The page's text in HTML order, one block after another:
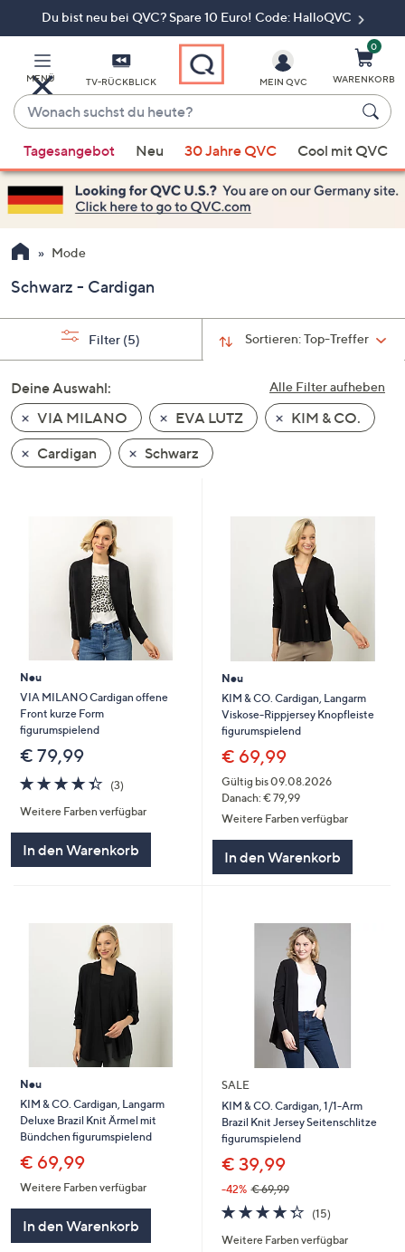
Du bist neu bei QVC? Spare 10 Euro! Code: HalloQVC
MENÜ TV-RÜCKBLICK
Wonach
suchst
du
heute?
Vorschläge
verfügbar
sind,
verwenden
Sie
Pfeiltasten
nach
und
nach
unten
oder
wischen
Sie
diese
anzuzeigen.
MEIN QVC
0
WARENKORB
Tagesangebot Neu 30 Jahre QVC Cool mit QVC
Mode
Schwarz - Cardigan
Sortieren:Top-Treffer
Filter (5)
Alle Filter aufheben
Deine Auswahl:
VIA MILANO
EVA LUTZ
KIM & CO.
Cardigan
Schwarz
Neu
VIA MILANO Cardigan offene
Front kurze Form
figurumspielend
€ 79,99
4.3
von
5
(3)3
Weitere Farben verfügbar
In den Warenkorb
Neu
KIM & CO. Cardigan, Langarm
Viskose-Rippjersey Knopfleiste
figurumspielend
€ 69,99
Gültig bis 09.08.2026
Danach: € 79,99
Weitere Farben verfügbar
In den Warenkorb
Neu
KIM & CO. Cardigan, Langarm
Deluxe Brazil Knit Ärmel mit
Bündchen figurumspielend
€ 69,99
Weitere Farben verfügbar
In den Warenkorb
SALE
KIM & CO. Cardigan, 1/1-Arm
Brazil Knit Jersey Seitenschlitze
figurumspielend
€ 39,99
-42% € 69,99
4.3
von
5
(15)15
Weitere Farben verfügbar